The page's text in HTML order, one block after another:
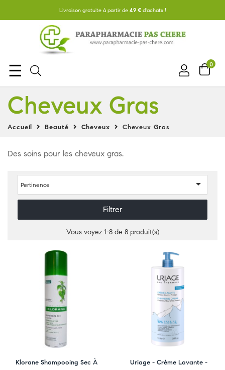
Livraison gratuite à partir de 49 €d'achats !
0
Basculer
la
navigation
☰
Cheveux Gras
Accueil Beauté Cheveux Cheveux Gras
Des soins pour les cheveux gras.
Pertinence 
Filtrer
Vous voyez 1-8 de 8 produit(s)
Klorane Shampooing Sec À
Uriage - Crème Lavante -